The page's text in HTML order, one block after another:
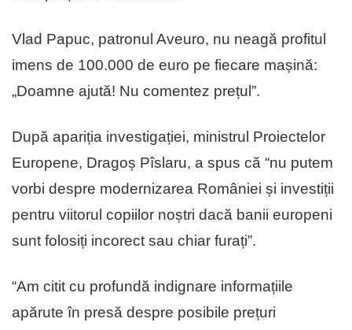
Vlad Papuc, patronul Aveuro, nu neagă profitul
imens de 100.000 de euro pe fiecare mașină:
„Doamne ajută! Nu comentez prețul”.
După apariția investigației, ministrul Proiectelor
Europene, Dragoș Pîslaru, a spus că “nu putem
vorbi despre modernizarea României și investiții
pentru viitorul copiilor noștri dacă banii europeni
sunt folosiți incorect sau chiar furați”.
“Am citit cu profundă indignare informațiile
apărute în presă despre posibile prețuri